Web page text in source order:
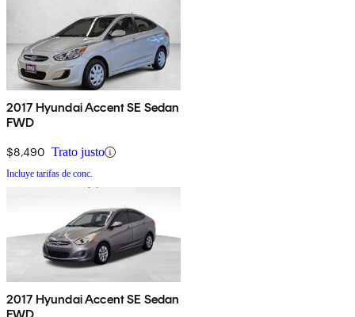
2017 Hyundai Accent SE Sedan
FWD
$8,490 Trato justo
Incluye tarifas de conc.
2017 Hyundai Accent SE Sedan